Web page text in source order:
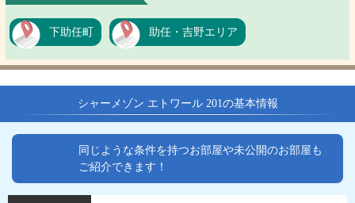
下助任町 助任・吉野エリア
シャーメゾン エトワール 201の基本情報
同じような条件を持つお部屋や未公開のお部屋も
ご紹介できます！